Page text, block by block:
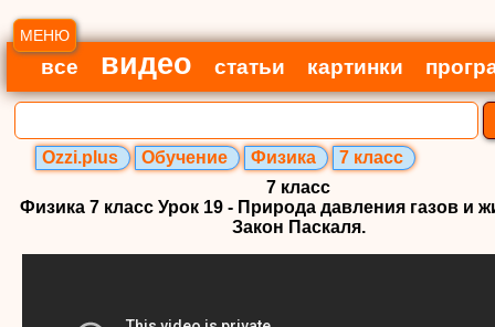
МЕНЮ
все видео статьи картинки
Ozzi.plus Обучение Физика
7 класс
7 класс
Физика 7 класс Урок 19 - Природа давления газов и
Закон Паскаля.